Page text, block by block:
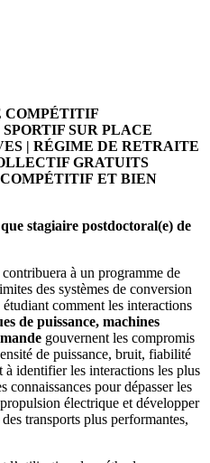
COMPÉTITIF
SUR PLACE
| RÉGIME DE RETRAITE
GRATUITS
ET BIEN
stagiaire postdoctoral(e) de
à un programme de
des systèmes de conversion
comment les interactions
de puissance, machines
gouvernent les compromis
de puissance, bruit, fiabilité
identifier les interactions les plus
connaissances pour dépasser les
électrique et développer
transports plus performantes,